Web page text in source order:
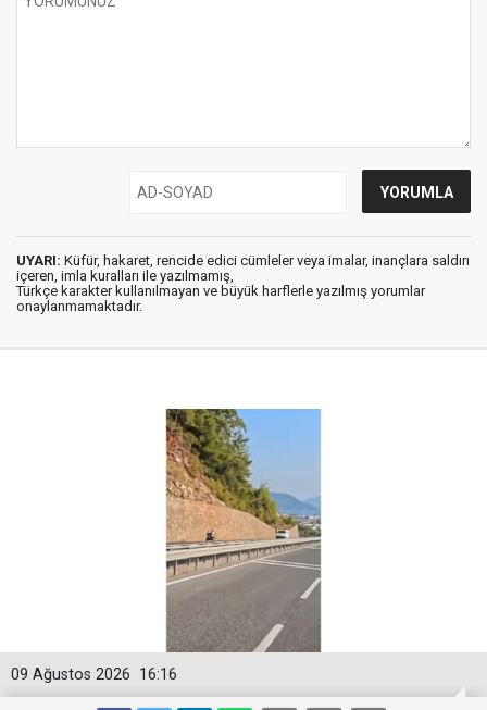
UYARI: Küfür, hakaret, rencide edici cümleler veya imalar, inançlara saldırı
içeren, imla kuralları ile yazılmamış,
Türkçe karakter kullanılmayan ve büyük harflerle yazılmış yorumlar
onaylanmamaktadır.
16:16
09 Ağustos 2026